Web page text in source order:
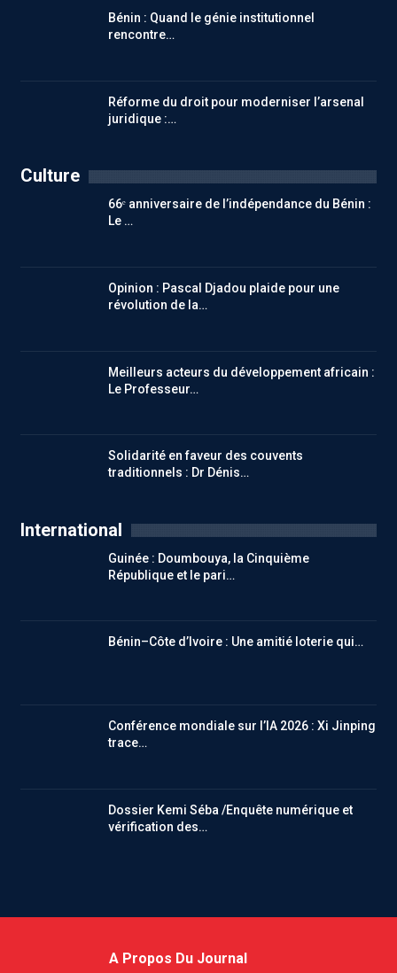
Bénin : Quand le génie institutionnel
rencontre…
Réforme du droit pour moderniser l’arsenal
juridique :…
Culture
66ᵉ anniversaire de l’indépendance du Bénin :
Le …
Opinion : Pascal Djadou plaide pour une
révolution de la…
Meilleurs acteurs du développement africain :
Le Professeur…
Solidarité en faveur des couvents
traditionnels : Dr Dénis…
International
Guinée : Doumbouya, la Cinquième
République et le pari…
Bénin–Côte d’Ivoire : Une amitié loterie qui…
Conférence mondiale sur l’IA 2026 : Xi Jinping
trace…
Dossier Kemi Séba /Enquête numérique et
vérification des…
A Propos Du Journal